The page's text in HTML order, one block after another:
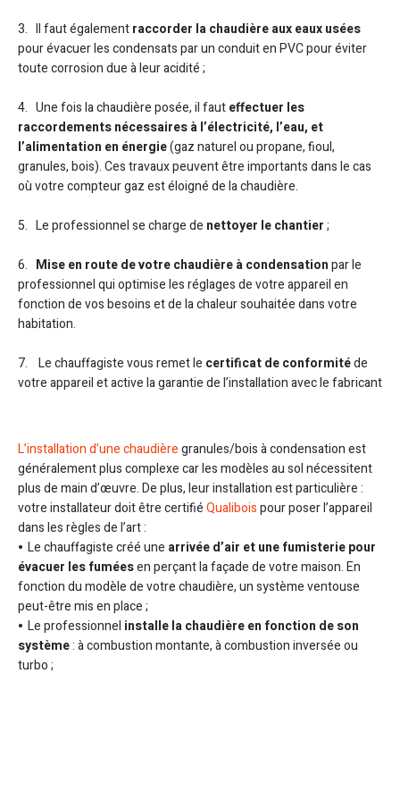
3. Il faut égalementraccorder la chaudière aux eaux usées
pour évacuer les condensats par un conduit en PVC pour éviter
toute corrosion due à leur acidité ;
4. Une fois la chaudière posée, il fauteffectuer les
raccordements nécessaires à l’électricité, l’eau, et
l’alimentation en énergie(gaz naturel ou propane, fioul,
granules, bois). Ces travaux peuvent être importants dans le cas
où votre compteur gaz est éloigné de la chaudière.
5. Le professionnel se charge de nettoyer le chantier;
6. Mise en route de votre chaudière à condensationpar le
professionnel qui optimise les réglages de votre appareil en
fonction de vos besoins et de la chaleur souhaitée dans votre
habitation.
7. Le chauffagiste vous remet le certificat de conformitéde
votre appareil et active la garantie de l’installation avec le fabricant
L’installation d’une chaudièregranules/bois à condensation est
généralement plus complexe car les modèles au sol nécessitent
plus de main d’œuvre. De plus, leur installation est particulière :
votre installateur doit être certifiéQualiboispour poser l’appareil
dans les règles de l’art :
Le chauffagiste créé une arrivée d’air et une fumisterie pour
évacuer les fuméesen perçant la façade de votre maison. En
fonction du modèle de votre chaudière, un système ventouse
peut-être mis en place ;
Le professionnel installe la chaudière en fonction de son
système: à combustion montante, à combustion inversée ou
turbo ;